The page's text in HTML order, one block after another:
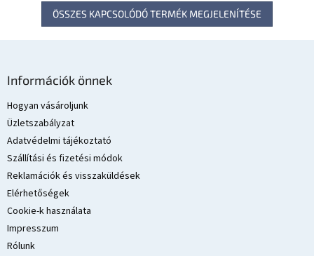
ÖSSZES KAPCSOLÓDÓ TERMÉK MEGJELENÍTÉSE
Információk önnek
Hogyan vásároljunk
Üzletszabályzat
Adatvédelmi tájékoztató
Szállítási és fizetési módok
Reklamációk és visszaküldések
Elérhetőségek
Cookie-k használata
Impresszum
Rólunk